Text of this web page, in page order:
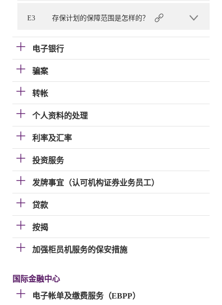
E3 存保计划的保障范围是怎样的？
电子银行
骗案
转帐
个人资料的处理
利率及汇率
投资服务
发牌事宜（认可机构证券业务员工）
贷款
按揭
加强柜员机服务的保安措施
国际金融中心
电子帐单及缴费服务（EBPP）